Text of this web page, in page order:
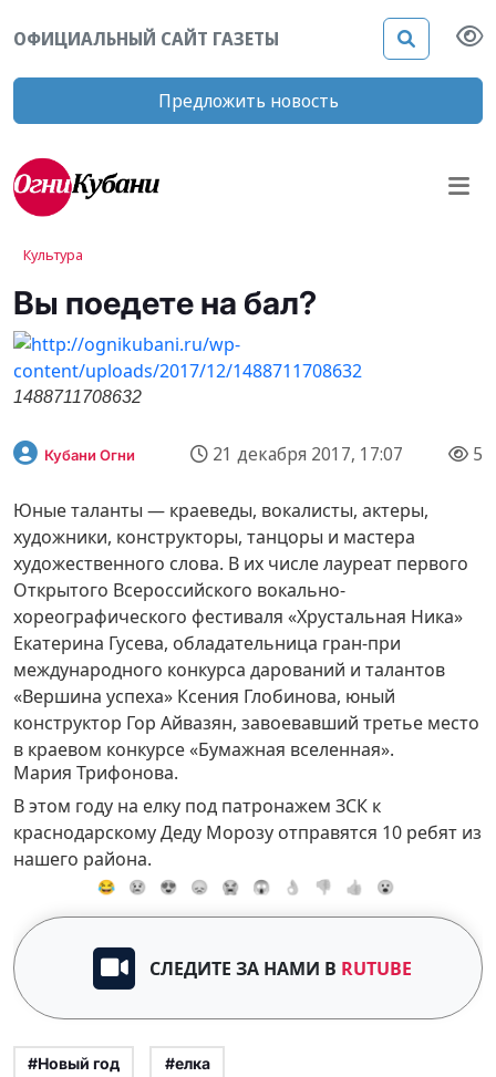
ОФИЦИАЛЬНЫЙ САЙТ ГАЗЕТЫ
Предложить новость
Культура
Вы поедете на бал?
1488711708632
Кубани Огни 21 декабря 2017, 17:07 5
Юные таланты — краеведы, вокалисты, актеры,
художники, конструкторы, танцоры и мастера
художественного слова. В их числе лауреат первого
Открытого Всероссийского вокально-
хореографического фестиваля «Хрустальная Ника»
Екатерина Гусева, обладательница гран-при
международного конкурса дарований и талантов
«Вершина успеха» Ксения Глобинова, юный
конструктор Гор Айвазян, завоевавший третье место
в краевом конкурсе «Бумажная вселенная».
Мария Трифонова.
В этом году на елку под патронажем ЗСК к
краснодарскому Деду Морозу отправятся 10 ребят из
нашего района.
😂 😢 😍 😞 😭 😱 👌 👎 👍 😮
СЛЕДИТЕ ЗА НАМИ В RUTUBE
#Новый год #елка